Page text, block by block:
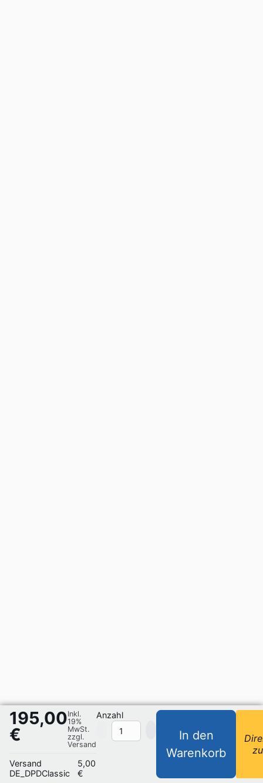
195,00
€
Inkl.
19%
MwSt.
zzgl.
Versand
Versand
DE_DPDClassic
5,00
€
Anzahl
In den
Warenkorb
zu